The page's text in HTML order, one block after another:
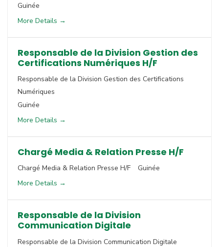
Guinée
More Details
Responsable de la Division Gestion des
Certifications Numériques H/F
Responsable de la Division Gestion des Certifications
Numériques
Guinée
More Details
Chargé Media & Relation Presse H/F
Chargé Media & Relation Presse H/F
Guinée
More Details
Responsable de la Division
Communication Digitale
Responsable de la Division Communication Digitale